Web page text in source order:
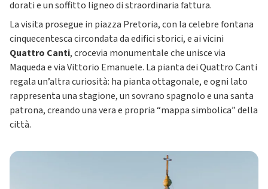
dorati e un soffitto ligneo di straordinaria fattura.
La visita prosegue in piazza Pretoria, con la celebre fontana
cinquecentesca circondata da edifici storici, e ai vicini
Quattro Canti, crocevia monumentale che unisce via
Maqueda e via Vittorio Emanuele. La pianta dei Quattro Canti
regala un’altra curiosità: ha pianta ottagonale, e ogni lato
rappresenta una stagione, un sovrano spagnolo e una santa
patrona, creando una vera e propria “mappa simbolica” della
città.